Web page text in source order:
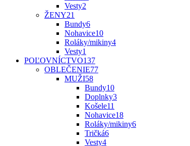
Vesty2
ŽENY21
Bundy6
Nohavice10
Roláky/mikiny4
Vesty1
POĽOVNÍCTVO137
OBLEČENIE77
MUŽI58
Bundy10
Doplnky3
Košele11
Nohavice18
Roláky/mikiny6
Tričká6
Vesty4